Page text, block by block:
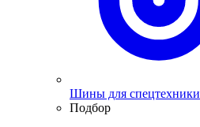
Шины для спецтехники
Подбор